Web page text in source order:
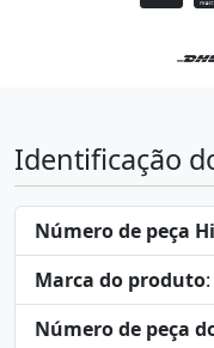
Identificação
Número de peça
Marca do produto
Número de peça